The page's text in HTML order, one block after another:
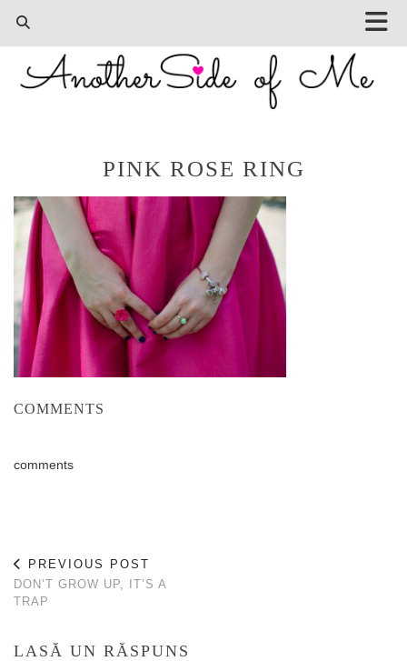
PINK ROSE RING
COMMENTS
comments
PREVIOUS POST
DON’T GROW UP, IT’S A
TRAP
LASĂ UN RĂSPUNS